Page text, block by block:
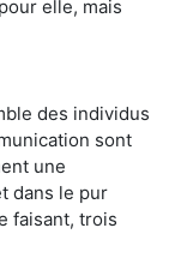
elle, mais
des individus
sont
une
dans le pur
faisant, trois